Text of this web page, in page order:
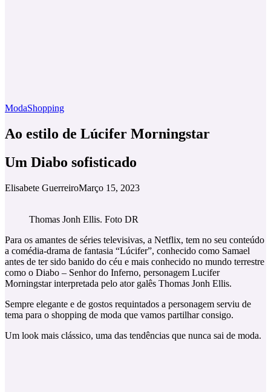
ModaShopping
Ao estilo de Lúcifer Morningstar
Um Diabo sofisticado
Elisabete GuerreiroMarço 15, 2023
Thomas Jonh Ellis. Foto DR
Para os amantes de séries televisivas, a Netflix, tem no seu conteúdo
a comédia-drama de fantasia “Lúcifer”, conhecido como Samael
antes de ter sido banido do céu e mais conhecido no mundo terrestre
como o Diabo – Senhor do Inferno, personagem Lucifer
Morningstar interpretada pelo ator galês Thomas Jonh Ellis.
Sempre elegante e de gostos requintados a personagem serviu de
tema para o shopping de moda que vamos partilhar consigo.
Um look mais clássico, uma das tendências que nunca sai de moda.